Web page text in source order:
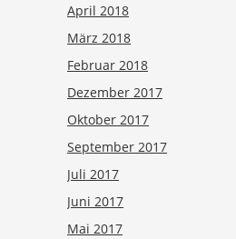
April 2018
März 2018
Februar 2018
Dezember 2017
Oktober 2017
September 2017
Juli 2017
Juni 2017
Mai 2017